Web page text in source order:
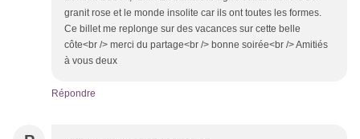
granit rose et le monde insolite car ils ont toutes les formes.
Ce billet me replonge sur des vacances sur cette belle
côte<br /> merci du partage<br /> bonne soirée<br /> Amitiés
à vous deux
Répondre